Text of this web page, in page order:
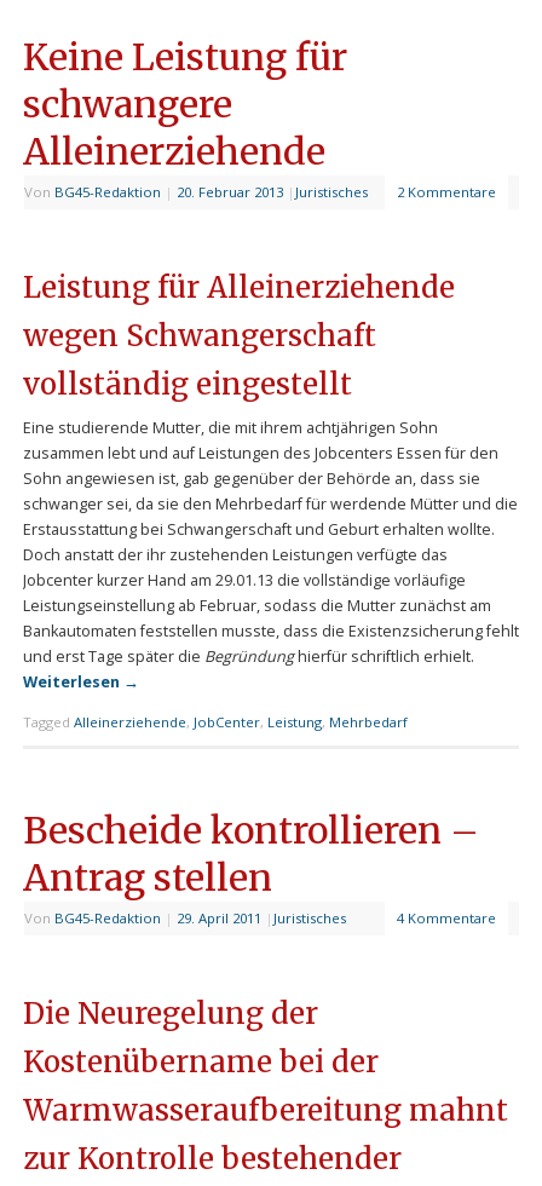
Keine Leistung für
schwangere
Alleinerziehende
Von BG45-Redaktion | 20. Februar 2013 | Juristisches 2 Kommentare
Leistung für Alleinerziehende
wegen Schwangerschaft
vollständig eingestellt
Eine studierende Mutter, die mit ihrem achtjährigen Sohn
zusammen lebt und auf Leistungen des Jobcenters Essen für den
Sohn angewiesen ist, gab gegenüber der Behörde an, dass sie
schwanger sei, da sie den Mehrbedarf für werdende Mütter und die
Erstausstattung bei Schwangerschaft und Geburt erhalten wollte.
Doch anstatt der ihr zustehenden Leistungen verfügte das
Jobcenter kurzer Hand am 29.01.13 die vollständige vorläufige
Leistungseinstellung ab Februar, sodass die Mutter zunächst am
Bankautomaten feststellen musste, dass die Existenzsicherung fehlt
und erst Tage später die Begründunghierfür schriftlich erhielt.
Weiterlesen →
Tagged Alleinerziehende, JobCenter, Leistung, Mehrbedarf
Bescheide kontrollieren –
Antrag stellen
Von BG45-Redaktion | 29. April 2011 | Juristisches 4 Kommentare
Die Neuregelung der
Kostenübername bei der
Warmwasseraufbereitung mahnt
zur Kontrolle bestehender